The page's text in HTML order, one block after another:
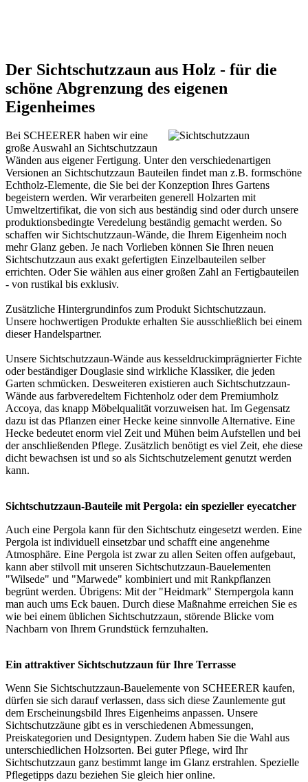
Der Sichtschutzzaun aus Holz - für die
schöne Abgrenzung des eigenen
Eigenheimes
Bei SCHEERER haben wir eine
große Auswahl an Sichtschutzzaun
Wänden aus eigener Fertigung. Unter den verschiedenartigen
Versionen an Sichtschutzzaun Bauteilen findet man z.B. formschöne
Echtholz-Elemente, die Sie bei der Konzeption Ihres Gartens
begeistern werden. Wir verarbeiten generell Holzarten mit
Umweltzertifikat, die von sich aus beständig sind oder durch unsere
produktionsbedingte Veredelung beständig gemacht werden. So
schaffen wir Sichtschutzzaun-Wände, die Ihrem Eigenheim noch
mehr Glanz geben. Je nach Vorlieben können Sie Ihren neuen
Sichtschutzzaun aus exakt gefertigten Einzelbauteilen selber
errichten. Oder Sie wählen aus einer großen Zahl an Fertigbauteilen
- von rustikal bis exklusiv.
Zusätzliche Hintergrundinfos zum Produkt Sichtschutzzaun.
Unsere hochwertigen Produkte erhalten Sie ausschließlich bei einem
dieserHandelspartner.
Unsere Sichtschutzzaun-Wände aus kesseldruckimprägnierter Fichte
oder beständiger Douglasie sind wirkliche Klassiker, die jeden
Garten schmücken. Desweiteren existieren auch Sichtschutzzaun-
Wände aus farbveredeltem Fichtenholz oder dem Premiumholz
Accoya, das knapp Möbelqualität vorzuweisen hat. Im Gegensatz
dazu ist das Pflanzen einer Hecke keine sinnvolle Alternative. Eine
Hecke bedeutet enorm viel Zeit und Mühen beim Aufstellen und bei
der anschließenden Pflege. Zusätzlich benötigt es viel Zeit, ehe diese
dicht bewachsen ist und so als Sichtschutzelement genutzt werden
kann.
Sichtschutzzaun-Bauteile mit Pergola: ein spezieller eyecatcher
Auch eine Pergola kann für den Sichtschutz eingesetzt werden. Eine
Pergola ist individuell einsetzbar und schafft eine angenehme
Atmosphäre. Eine Pergola ist zwar zu allen Seiten offen aufgebaut,
kann aber stilvoll mit unseren Sichtschutzzaun-Bauelementen
"Wilsede" und "Marwede" kombiniert und mit Rankpflanzen
begrünt werden. Übrigens: Mit der "Heidmark" Sternpergola kann
man auch ums Eck bauen. Durch diese Maßnahme erreichen Sie es
wie bei einem üblichen Sichtschutzzaun, störende Blicke vom
Nachbarn von Ihrem Grundstück fernzuhalten.
Ein attraktiver Sichtschutzzaun für Ihre Terrasse
Wenn Sie Sichtschutzzaun-Bauelemente von SCHEERER kaufen,
dürfen sie sich darauf verlassen, dass sich diese Zaunlemente gut
dem Erscheinungsbild Ihres Eigenheims anpassen. Unsere
Sichtschutzzäune gibt es in verschiedenen Abmessungen,
Preiskategorien und Designtypen. Zudem haben Sie die Wahl aus
unterschiedlichen Holzsorten. Bei guter Pflege, wird Ihr
Sichtschutzzaun ganz bestimmt lange im Glanz erstrahlen. Spezielle
Pflegetipps dazu beziehen Sie gleich hier online.